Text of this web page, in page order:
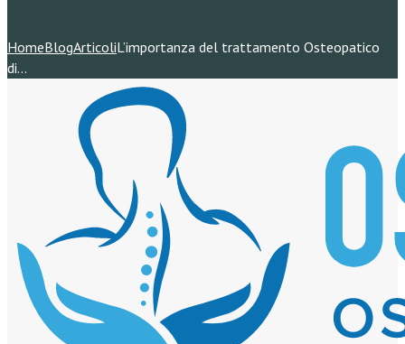
HomeBlogArticoliL’importanza del trattamento Osteopatico
di...